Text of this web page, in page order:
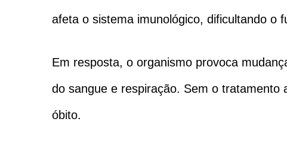
afeta o sistema imunológico, dificultando o
Em resposta, o organismo provoca
do sangue e respiração. Sem o tratamento
óbito.